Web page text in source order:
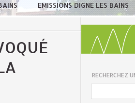
EMISSIONS DIGNE LES BAINS
RECHERCHEZ